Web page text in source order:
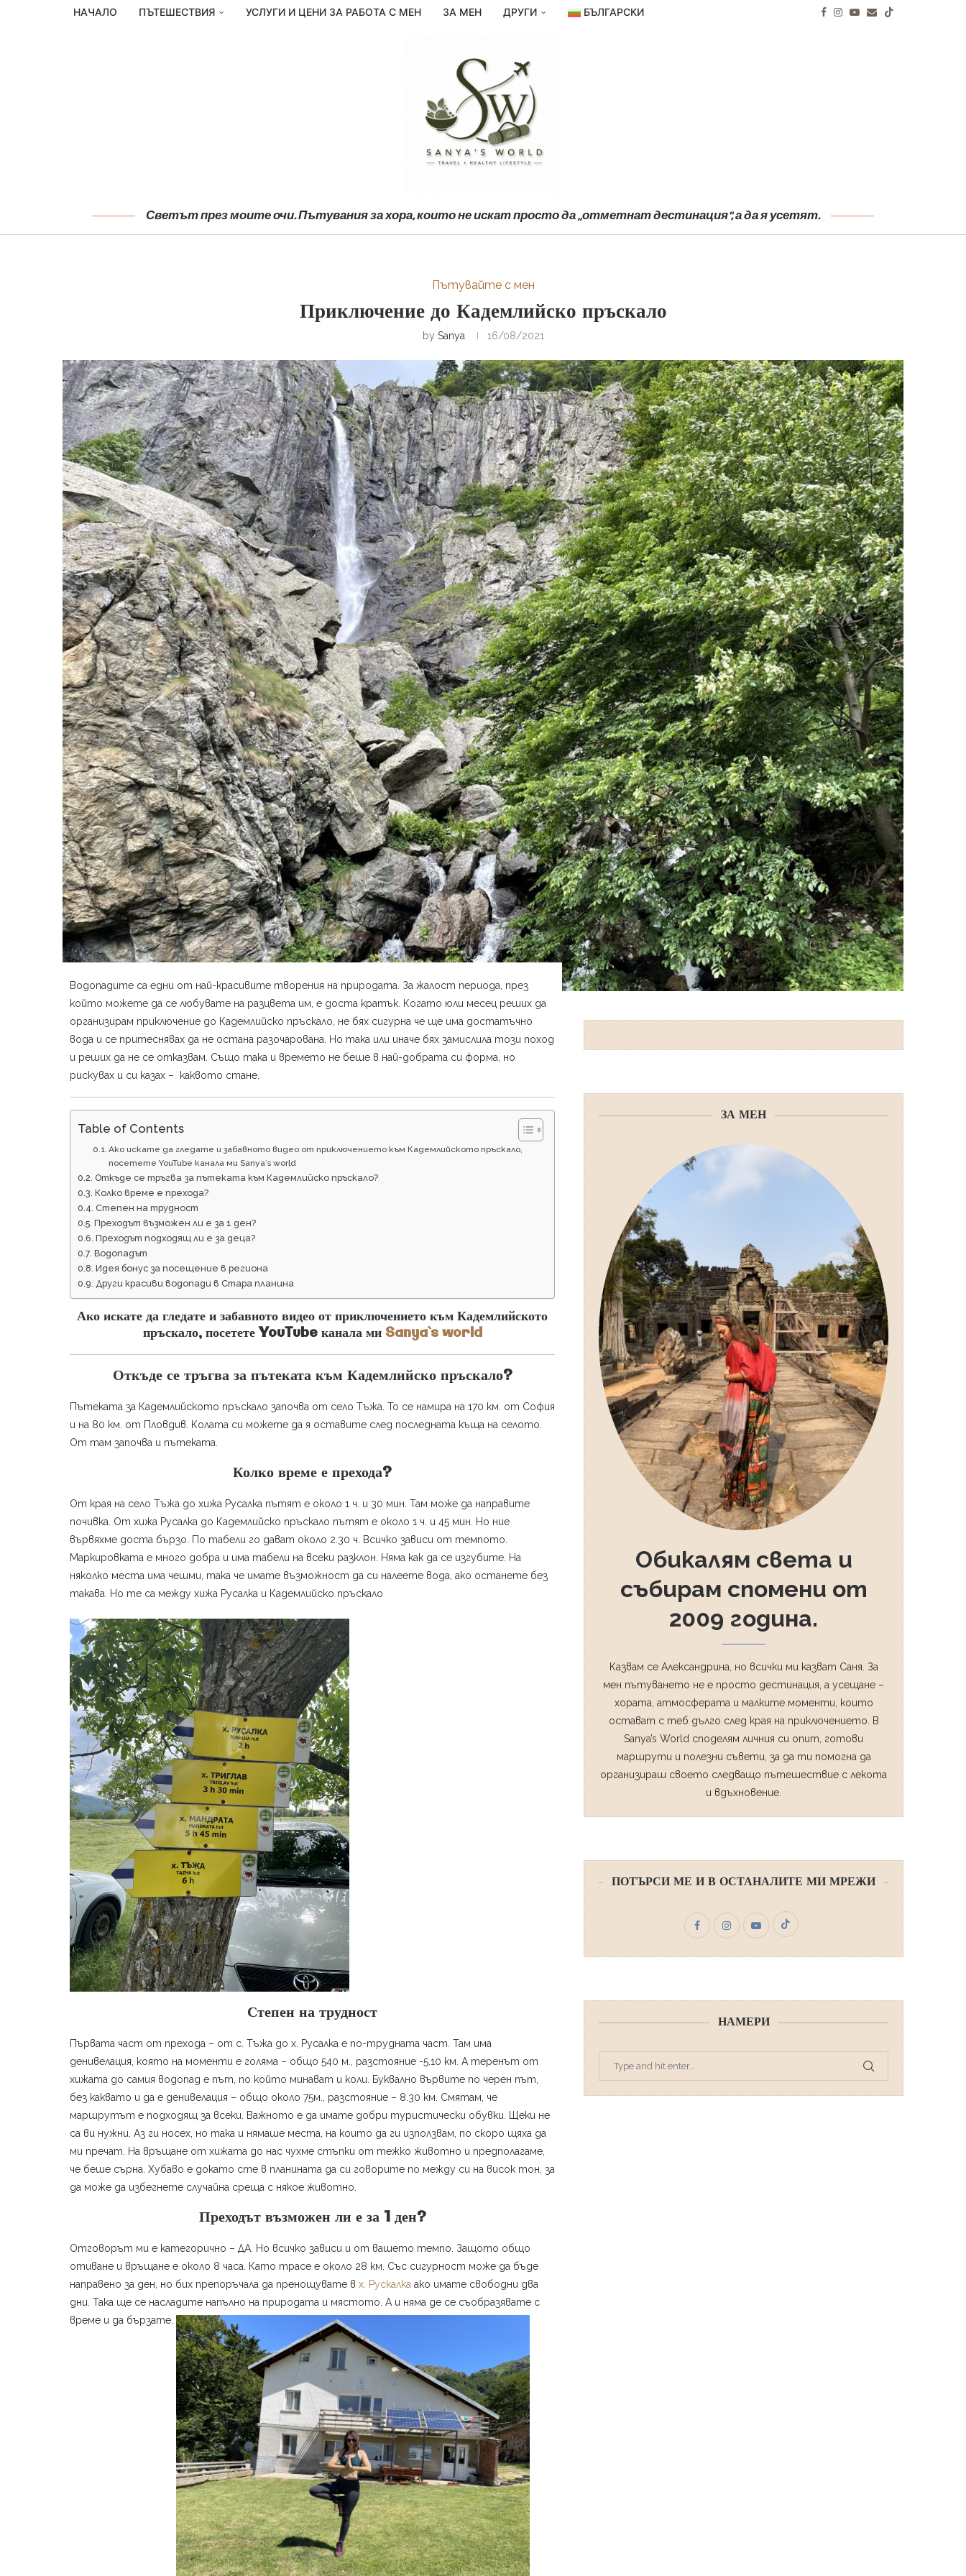
НАЧАЛО ПЪТЕШЕСТВИЯ УСЛУГИ И ЦЕНИ ЗА РАБОТА С МЕН ЗА МЕН ДРУГИ БЪЛГАРСКИ
Светът през моите очи. Пътувания за хора, които не искат просто да „отметнат дестинация“, а да я усетят.
Пътувайте с мен
Приключение до Кадемлийско пръскало
by Sanya 16/08/2021
Водопадите са едни от най-красивите творения на природата. За жалост периода, през
който можете да се любувате на разцвета им, е доста кратък. Когато юли месец реших да
организирам приключение до Кадемлийско пръскало, не бях сигурна че ще има достатъчно
вода и се притеснявах да не остана разочарована. Но така или иначе бях замислила този поход
и реших да не се отказвам. Също така и времето не беше в най-добрата си форма, но
рискувах и си казах – каквото стане.
Table of Contents
Ако искате да гледате и забавното видео от приключението към Кадемлийското пръскало,
посетете YouTube канала ми Sanya`s world
Откъде се тръгва за пътеката към Кадемлийско пръскало?
Колко време е прехода?
Степен на трудност
Преходът възможен ли е за 1 ден?
Преходът подходящ ли е за деца?
Водопадът
Идея бонус за посещение в региона
Други красиви водопади в Стара планина
Ако искате да гледате и забавното видео от приключението към Кадемлийското
пръскало, посетете YouTube канала миSanya`s world
Откъде се тръгва за пътеката към Кадемлийско пръскало?
Пътеката за Кадемлийското пръскало започва от село Тъжа. То се намира на 170 км. от София
и на 80 км. от Пловдив. Колата си можете да я оставите след последната къща на селото.
От там започва и пътеката.
Колко време е прехода?
От края на село Тъжа до хижа Русалка пътят е около 1 ч. и 30 мин. Там може да направите
почивка. От хижа Русалка до Кадемлийско пръскало пътят е около 1 ч. и 45 мин. Но ние
вървяхме доста бързо. По табели го дават около 2.30 ч. Всичко зависи от темпото.
Маркировката е много добра и има табели на всеки разклон. Няма как да се изгубите. На
няколко места има чешми, така че имате възможност да си налеете вода, ако останете без
такава. Но те са между хижа Русалка и Кадемлийско пръскало
Степен на трудност
Първата част от прехода – от с. Тъжа до х. Русалка е по-трудната част. Там има
денивелация, която на моменти е голяма – общо 540 м., разстояние -5.10 км. А теренът от
хижата до самия водопад е път, по който минават и коли. Буквално вървите по черен път,
без каквато и да е денивелация – общо около 75м., разстояние – 8.30 км. Смятам, че
маршрутът е подходящ за всеки. Важното е да имате добри туристически обувки. Щеки не
са ви нужни. Аз ги носех, но така и нямаше места, на които да ги използвам, по скоро щяха да
ми пречат. На връщане от хижата до нас чухме стъпки от тежко животно и предполагаме,
че беше сърна. Хубаво е докато сте в планината да си говорите по между си на висок тон, за
да може да избегнете случайна среща с някое животно.
Преходът възможен ли е за 1 ден?
Отговорът ми е категорично – ДА. Но всичко зависи и от вашето темпо. Защото общо
отиване и връщане е около 8 часа. Като трасе е около 28 км. Със сигурност може да бъде
направено за ден, но бих препоръчала да пренощувате в х. Рускалка ако имате свободни два
дни. Така ще се насладите напълно на природата и мястото. А и няма де се съобразявате с
време и да бързате.
ЗА МЕН
Обикалям света и
събирам спомени от
2009 година.
Казвам се Александрина, но всички ми казват Саня. За
мен пътуването не е просто дестинация, а усещане –
хората, атмосферата и малките моменти, които
остават с теб дълго след края на приключението. В
Sanya’s World споделям личния си опит, готови
маршрути и полезни съвети, за да ти помогна да
организираш своето следващо пътешествие с лекота
и вдъхновение.
ПОТЪРСИ МЕ И В ОСТАНАЛИТЕ МИ МРЕЖИ
НАМЕРИ